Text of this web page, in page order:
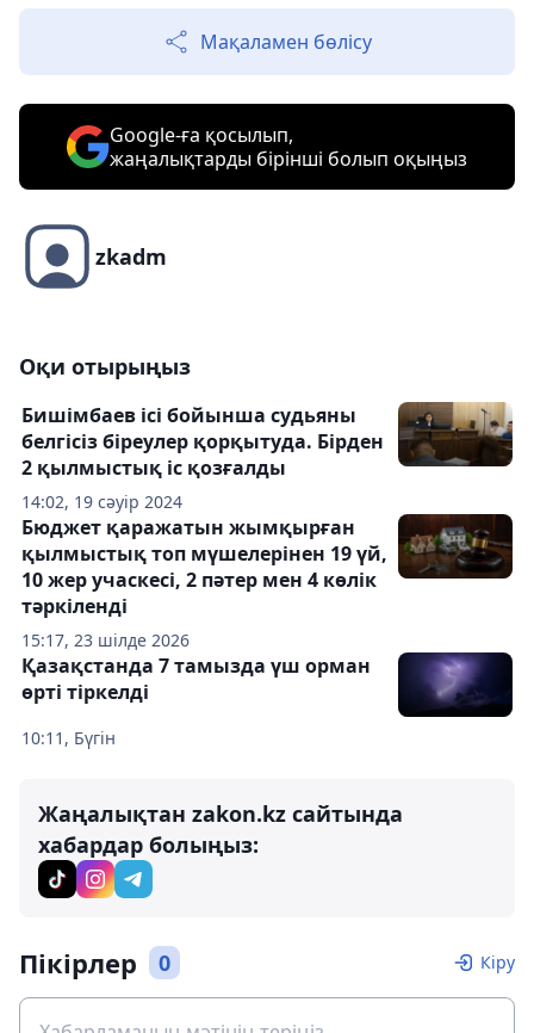
Мақаламен бөлісу
Google-ға қосылып,
жаңалықтарды бірінші болып оқыңыз
zkadm
Оқи отырыңыз
14:02, 19 сәуір 2024
Бишімбаев ісі бойынша судьяны
белгісіз біреулер қорқытуда. Бірден
2 қылмыстық іс қозғалды
15:17, 23 шілде 2026
Бюджет қаражатын жымқырған
қылмыстық топ мүшелерінен 19 үй,
10 жер учаскесі, 2 пәтер мен 4 көлік
тәркіленді
10:11, Бүгін
Қазақстанда 7 тамызда үш орман
өрті тіркелді
Жаңалықтан zakon.kz сайтында
хабардар болыңыз:
Пікірлер 0 Кіру